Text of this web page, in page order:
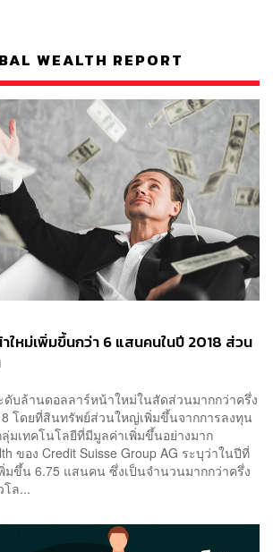
WEALTH REPORT
ใหม่เพิ่มขึ้นกว่า 6 แสนคนในปี 2018 ส่วน
ดับล้านดอลลาร์หน้าใหม่ในสัดส่วนมากกว่าครึ่ง
โดยที่สินทรัพย์ส่วนใหญ่เพิ่มขึ้นจากการลงทุน
มเทคโนโลยีที่มีมูลค่าเพิ่มขึ้นอย่างมาก
ของ Credit Suisse Group AG ระบุว่าในปีที่
มขึ้น 6.75 แสนคน ซึ่งเป็นจำนวนมากกว่าครึ่ง
โล...